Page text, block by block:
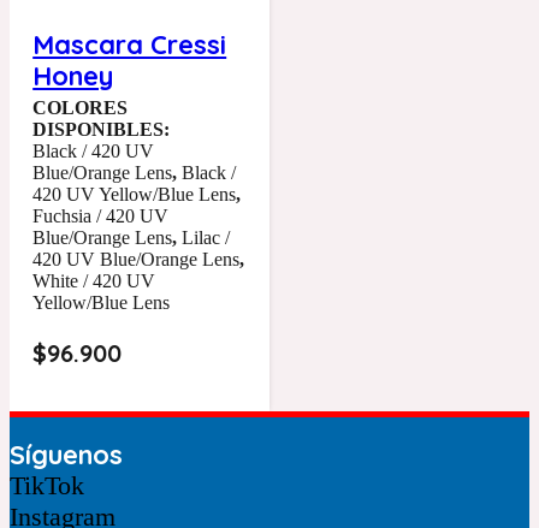
Mascara Cressi
Honey
COLORES
DISPONIBLES:
Black / 420 UV
Blue/Orange Lens,Black /
420 UV Yellow/Blue Lens,
Fuchsia / 420 UV
Blue/Orange Lens,Lilac /
420 UV Blue/Orange Lens,
White / 420 UV
Yellow/Blue Lens
$96.900
Síguenos
TikTok
Instagram